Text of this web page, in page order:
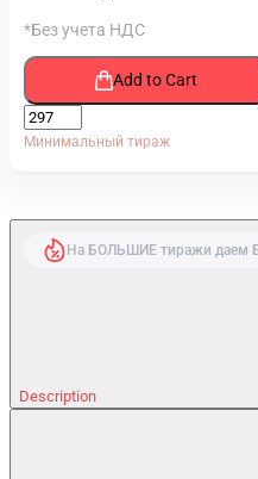
*Без учета НДС
Add to Cart
Минимальный тираж
На БОЛЬШИЕ тиражи даем
Description